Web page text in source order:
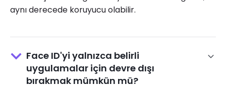
aynı derecede koruyucu olabilir.
Face ID'yi yalnızca belirli
uygulamalar için devre dışı
bırakmak mümkün mü?